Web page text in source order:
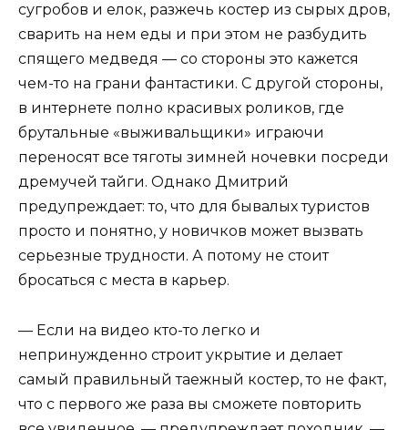
сугробов и елок, разжечь костер из сырых дров,
сварить на нем еды и при этом не разбудить
спящего медведя — со стороны это кажется
чем-то на грани фантастики. С другой стороны,
в интернете полно красивых роликов, где
брутальные «выживальщики» играючи
переносят все тяготы зимней ночевки посреди
дремучей тайги. Однако Дмитрий
предупреждает: то, что для бывалых туристов
просто и понятно, у новичков может вызвать
серьезные трудности. А потому не стоит
бросаться с места в карьер.
— Если на видео кто-то легко и
непринужденно строит укрытие и делает
самый правильный таежный костер, то не факт,
что с первого же раза вы сможете повторить